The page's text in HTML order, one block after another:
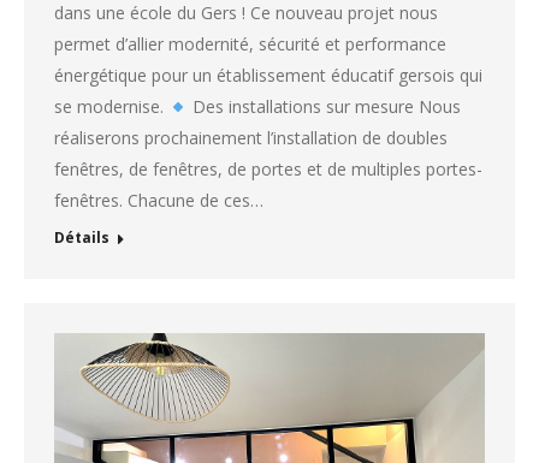
dans une école du Gers ! Ce nouveau projet nous
permet d’allier modernité, sécurité et performance
énergétique pour un établissement éducatif gersois qui
se modernise.
Des installations sur mesure Nous
réaliserons prochainement l’installation de doubles
fenêtres, de fenêtres, de portes et de multiples portes-
fenêtres. Chacune de ces…
Détails